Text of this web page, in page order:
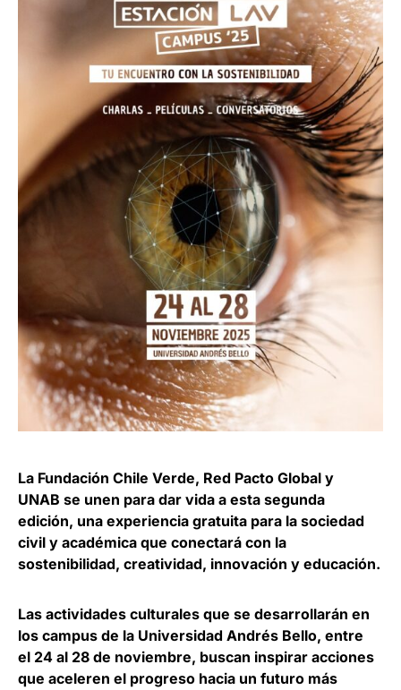
La Fundación Chile Verde, Red Pacto Global y
UNAB se unen para dar vida a esta segunda
edición, una experiencia gratuita para la sociedad
civil y académica que conectará con la
sostenibilidad, creatividad, innovación y educación.
Las actividades culturales que se desarrollarán en
los campus de la Universidad Andrés Bello, entre
el 24 al 28 de noviembre, buscan inspirar acciones
que aceleren el progreso hacia un futuro más